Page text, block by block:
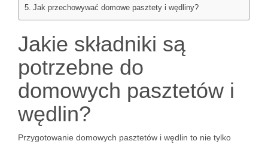
Jak przechowywać domowe pasztety i wędliny?
Jakie składniki są
potrzebne do
domowych pasztetów i
wędlin?
Przygotowanie domowych pasztetów i wędlin to nie tylko